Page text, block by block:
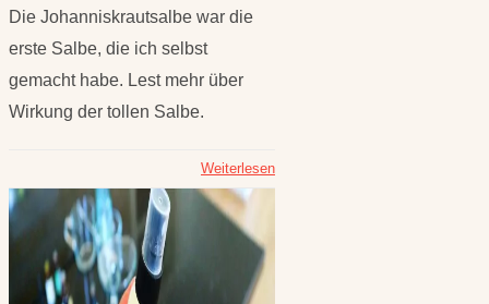
Die Johanniskrautsalbe war die
erste Salbe, die ich selbst
gemacht habe. Lest mehr über
Wirkung der tollen Salbe.
Weiterlesen